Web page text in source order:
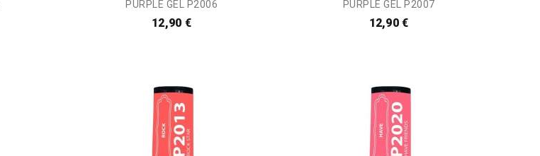
PURPLE GEL P2006
12,90 €
PURPLE GEL P2007
12,90 €